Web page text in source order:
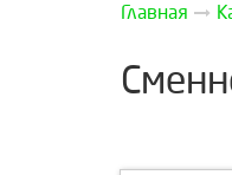
Главная